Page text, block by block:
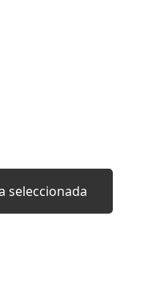
seleccionada